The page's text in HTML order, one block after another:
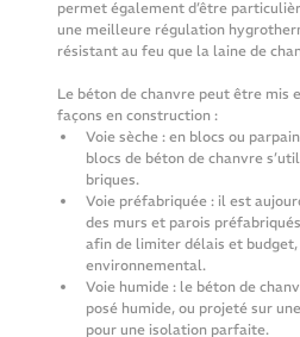
permet également d’être
une meilleure régulation
résistant au feu que la laine de
Le béton de chanvre peut être mis
façons en construction :
Voie sèche : en blocs ou
blocs de béton de chanvre
briques.
Voie préfabriquée : il est
des murs et parois
afin de limiter délais et budget,
environnemental.
Voie humide : le béton de
posé humide, ou projeté sur
pour une isolation parfaite.